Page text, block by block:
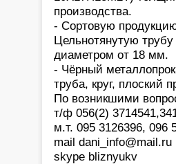
производства.
- Сортовую
Цельнотянутую
диаметром от 18 мм.
- Чёрный
труба, круг, плоский
По возникшими
т/ф 056(2)
м.т. 095 3126396, 096
mail dani_info@mail.ru
skype bliznyukv